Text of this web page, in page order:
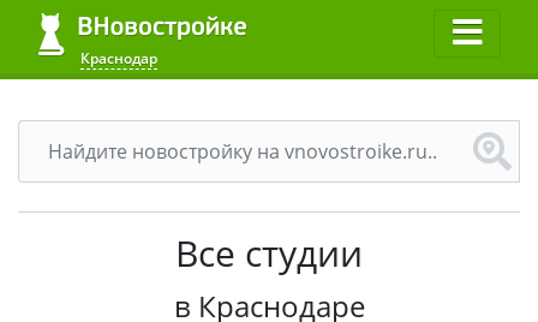
Краснодар
Все студии
в Краснодаре